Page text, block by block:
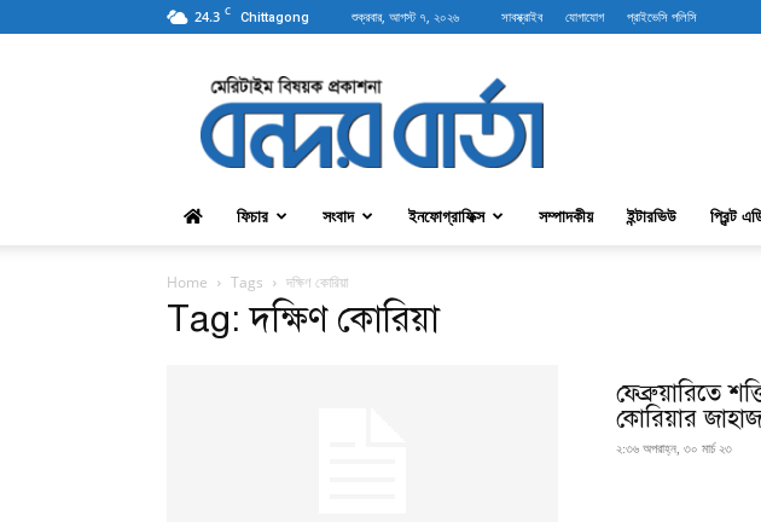
24.3 C Chittagong শুক্রবার, আগস্ট ৭, ২০২৬ সাবস্ক্রাইব যোগাযোগ প্রাইভেসি পলিসি
বন্দরবার্তা
ফিচার সংবাদ ইনফোগ্রাফিক্স সম্পাদকীয় ইন্টারভিউ প্রিন্ট
Home Tags দক্ষিণ কোরিয়া
Tag: দক্ষিণ কোরিয়া
ফেব্রুয়ারিতে
কোরিয়ার
২:৩৬ অপরাহ্ন, ৩০ মার্চ ২৩